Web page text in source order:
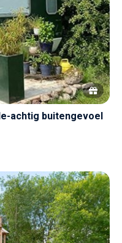
achtig buitengevoel